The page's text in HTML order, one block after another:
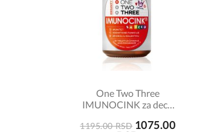
One Two Three
IMUNOCINK za decu
1195.00 RSD 1075.00